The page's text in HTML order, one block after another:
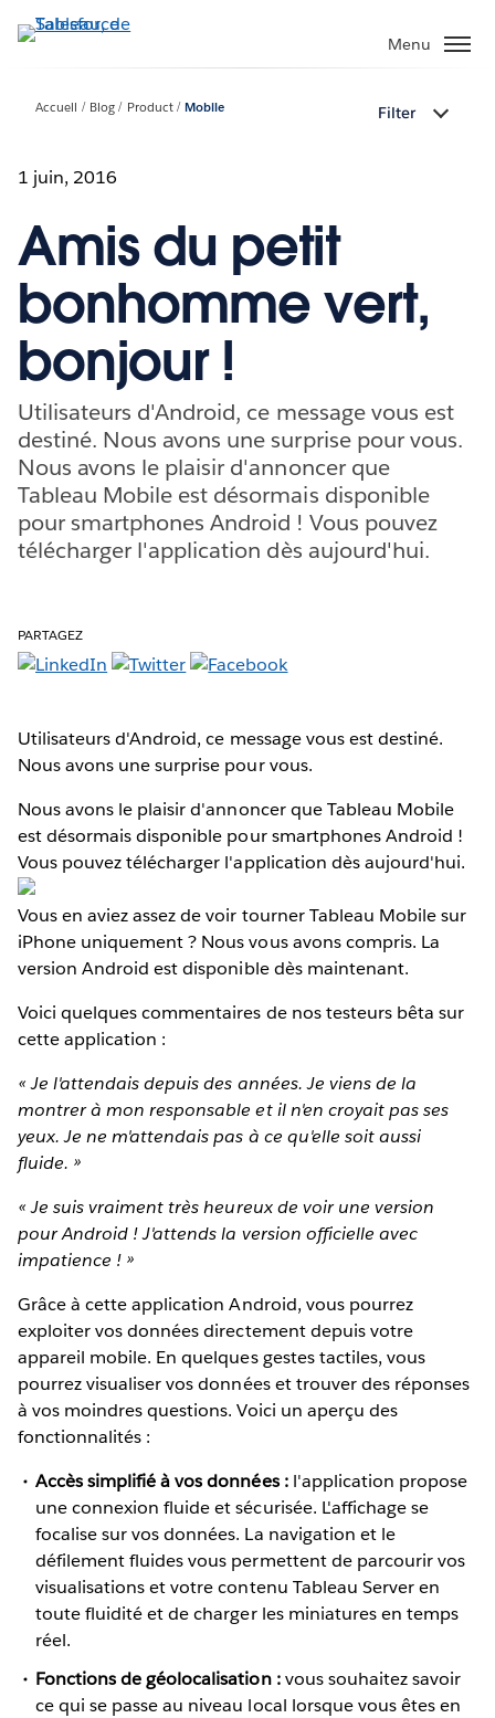
Aller
au
Menu
Accueil Blog Product Mobile Filter
1 juin, 2016
Amis du petit
bonhomme vert,
bonjour !
Utilisateurs d'Android, ce message vous est
destiné. Nous avons une surprise pour vous.
Nous avons le plaisir d'annoncer que
Tableau Mobile est désormais disponible
pour smartphones Android ! Vous pouvez
télécharger l'application dès aujourd'hui.
PARTAGEZ
Utilisateurs d'Android, ce message vous est destiné.
Nous avons une surprise pour vous.
Nous avons le plaisir d'annoncer que Tableau Mobile
est désormais disponible pour smartphones Android !
Vous pouvez télécharger l'application dès aujourd'hui.
Vous en aviez assez de voir tourner Tableau Mobile sur
iPhone uniquement ? Nous vous avons compris. La
version Android est disponible dès maintenant.
Voici quelques commentaires de nos testeurs bêta sur
cette application :
« Je l'attendais depuis des années. Je viens de la
montrer à mon responsable et il n'en croyait pas ses
yeux. Je ne m'attendais pas à ce qu'elle soit aussi
fluide. »
« Je suis vraiment très heureux de voir une version
pour Android ! J'attends la version officielle avec
impatience ! »
Grâce à cette application Android, vous pourrez
exploiter vos données directement depuis votre
appareil mobile. En quelques gestes tactiles, vous
pourrez visualiser vos données et trouver des réponses
à vos moindres questions. Voici un aperçu des
fonctionnalités :
Accès simplifié à vos données :l'application propose
une connexion fluide et sécurisée. L'affichage se
focalise sur vos données. La navigation et le
défilement fluides vous permettent de parcourir vos
visualisations et votre contenu Tableau Server en
toute fluidité et de charger les miniatures en temps
réel.
Fonctions de géolocalisation :vous souhaitez savoir
ce qui se passe au niveau local lorsque vous êtes en